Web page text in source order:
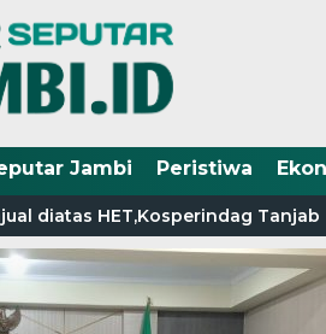
Jambi Peristiwa
diatas HET,Kosperindag Tanjab